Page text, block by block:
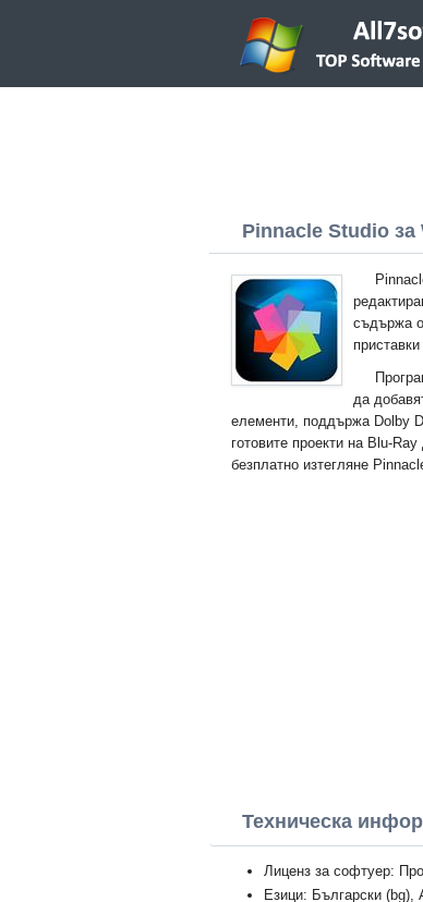
Pinnacle Studio за
съдържа
да
елементи, поддържа Dolby
готовите проекти на Blu-
безплатно изтегляне
Техническа
Лиценз за софтуер:
Езици: Български (bg),